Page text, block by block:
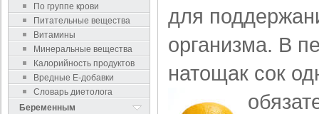
По группе крови
Питательные вещества
Витамины
Минеральные вещества
Калорийность продуктов
Вредные Е-добавки
Словарь диетолога
Беременным
для
организма. В
натощак сок